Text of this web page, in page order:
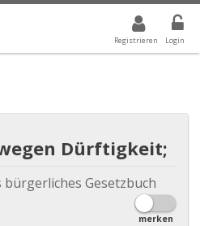
Registrieren Login
WERT IST ALLE
wegen Dürftigkeit;
bürgerliches Gesetzbuch
merken